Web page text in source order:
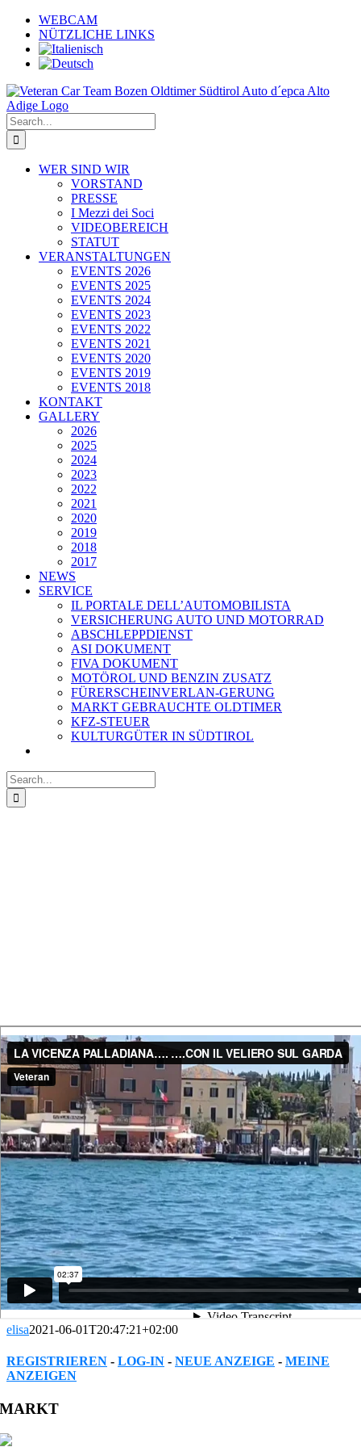
Skip
content
WEBCAM
NÜTZLICHE LINKS
Search
for:
WER SIND WIR
VORSTAND
PRESSE
I Mezzi dei Soci
VIDEOBEREICH
STATUT
VERANSTALTUNGEN
EVENTS 2026
EVENTS 2025
EVENTS 2024
EVENTS 2023
EVENTS 2022
EVENTS 2021
EVENTS 2020
EVENTS 2019
EVENTS 2018
KONTAKT
GALLERY
2026
2025
2024
2023
2022
2021
2020
2019
2018
2017
NEWS
SERVICE
IL PORTALE DELL’AUTOMOBILISTA
VERSICHERUNG AUTO UND MOTORRAD
ABSCHLEPPDIENST
ASI DOKUMENT
FIVA DOKUMENT
MOTÖROL UND BENZIN ZUSATZ
FÜRERSCHEINVERLAN-GERUNG
MARKT GEBRAUCHTE OLDTIMER
KFZ-STEUER
KULTURGÜTER IN SÜDTIROL
Search
for:
elisa2021-06-01T20:47:21+02:00
REGISTRIEREN - LOG-IN - NEUE ANZEIGE - MEINE
ANZEIGEN
Facebook
Twitter
Reddit
LinkedIn
WhatsApp
Tumblr
Pinterest
Vk
Xing
Email
MARKT